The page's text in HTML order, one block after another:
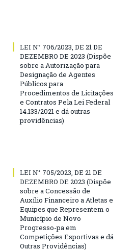
LEI N° 706/2023, DE 21 DE
DEZEMBRO DE 2023 (Dispõe
sobre a Autorização para
Designação de Agentes
Públicos para
Procedimentos de Licitações
e Contratos Pela Lei Federal
14.133/2021 e dá outras
providências)
LEI N° 705/2023, DE 21 DE
DEZEMBRO DE 2023 (Dispõe
sobre a Concessão de
Auxílio Financeiro a Atletas e
Equipes que Representem o
Município de Novo
Progresso-pa em
Competições Esportivas e dá
Outras Providências)